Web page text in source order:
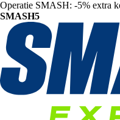
Operatie SMASH: -5% extra
SMASH5